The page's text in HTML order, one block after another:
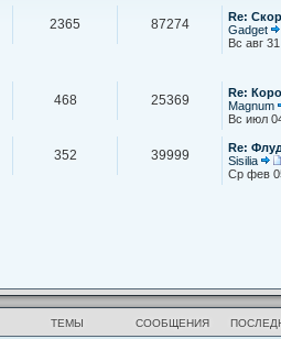
2365 87274
Re:
Gadget
Вс авг
468 25369
Re:
Magnum
Вс июл
352 39999
Re:
Sisilia
Ср фев
ТЕМЫ СООБЩЕНИЯ